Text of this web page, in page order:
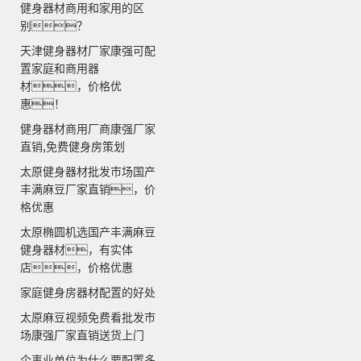
健身器材商用和家用的区
别？
天津健身器材厂家康强可配
置家庭和商用器
材，价格优
惠！
健身器材商用厂商康强厂家
直销,免费健身房策划
太原健身器材批发市场国产
丰满麻豆厂家直销，价
格优惠
太原椭圆机选国产丰满麻豆
健身器材，有实体
店，价格优惠
家庭健身房器材配置的好处
太原麻豆视频免费看批发市
场康强厂家直销送货上门